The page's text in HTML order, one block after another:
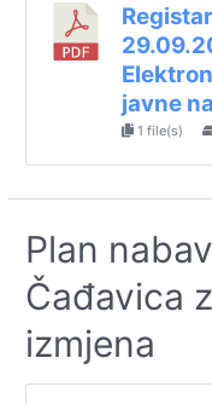
javne
1 file(s)
Plan
Čađavica
izmjena